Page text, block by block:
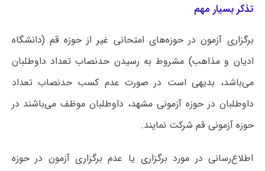
تذکر بسیار مهم
برگزاری آزمون در حوزه‌های امتحانی غیر از حوزه قم (دانشگاه
ادیان و مذاهب) مشروط به رسیدن حدنصاب تعداد داوطلبان
می‌باشد، بدیهی است در صورت‌ عدم کسب حدنصاب تعداد
داوطلبان در حوزه آزمونی مشهد، داوطلبان موظف می‌باشند در
حوزه آزمونی قم شرکت نمایند.
اطلاع‌رسانی در مورد برگزاری یا عدم برگزاری آزمون در حوزه